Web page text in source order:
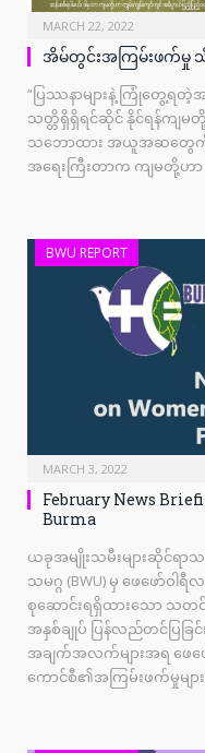
MARCH 22, 2022
အိမ်တွင်းအကြမ်းဖက်မှု သိ
“ပြဿနာများနဲ့ ကြုံတွေ့ရတဲ့
သတ္တိရှိရှိရင်ဆိုင် နိုင်ရန်ကျမ
သဘောထား အယူအဆတွေကို
အရေးကြီးတာက ကျမတို့ဟာ
BWU REPORT
MARCH 3, 2022
February News
Burma
ယခုအမျိုးသမီးများဆိုင်ရာ
သမဂ္ဂ (BWU) မှ ဖေဖော်ဝ
စုဆောင်းရရှိထားသော သတ
အနှစ်ချုပ် ပြန်လည်တင်ပြခြ
အချက်အလက်များအရ ဖေဖ
ကောင်စီ၏အကြမ်းဖက်မှုမျာ